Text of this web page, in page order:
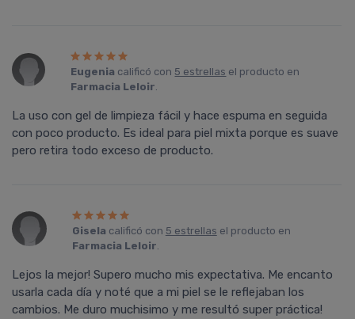
Eugenia calificó con 5 estrellas el producto en
Farmacia Leloir.
La uso con gel de limpieza fácil y hace espuma en seguida
con poco producto. Es ideal para piel mixta porque es suave
pero retira todo exceso de producto.
Gisela calificó con 5 estrellas el producto en
Farmacia Leloir.
Lejos la mejor! Supero mucho mis expectativa. Me encanto
usarla cada día y noté que a mi piel se le reflejaban los
cambios. Me duro muchisimo y me resultó super práctica!